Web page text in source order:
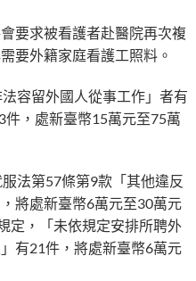
要求被看護者赴醫院再次複
要外籍家庭看護工照料。
容留外國人從事工作」者有
，處新臺幣15萬元至75萬
法第57條第9款「其他違反
將處新臺幣6萬元至30萬元
定，「未依規定安排所聘外
有21件，將處新臺幣6萬元